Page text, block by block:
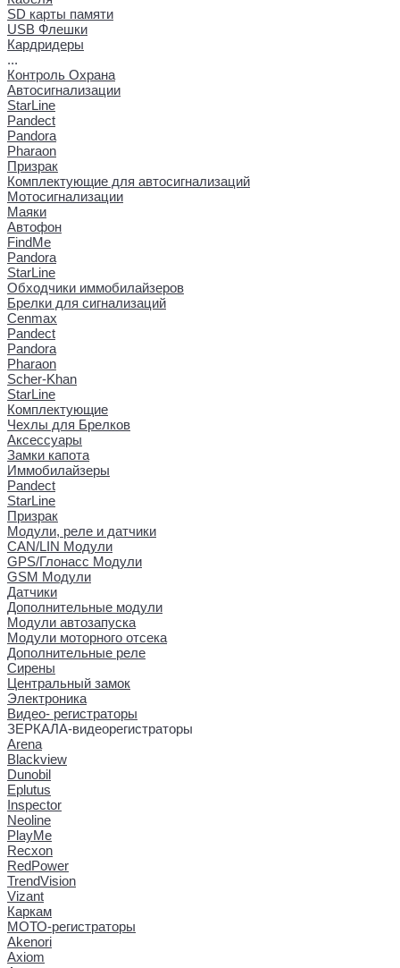
SD карты памяти
USB Флешки
Кардридеры
...
Контроль Охрана
Автосигнализации
StarLine
Pandect
Pandora
Pharaon
Призрак
Комплектующие для автосигнализаций
Мотосигнализации
Маяки
Автофон
FindMe
Pandora
StarLine
Обходчики иммобилайзеров
Брелки для сигнализаций
Cenmax
Pandect
Pandora
Pharaon
Scher-Khan
StarLine
Комплектующие
Чехлы для Брелков
Аксессуары
Замки капота
Иммобилайзеры
Pandect
StarLine
Призрак
Модули, реле и датчики
CAN/LIN Модули
GPS/Глонасс Модули
GSM Модули
Датчики
Дополнительные модули
Модули автозапуска
Модули моторного отсека
Дополнительные реле
Сирены
Центральный замок
Электроника
Видео- регистраторы
ЗЕРКАЛА-видеорегистраторы
Arena
Blackview
Dunobil
Eplutus
Inspector
Neoline
PlayMe
Recxon
RedPower
TrendVision
Vizant
Каркам
МОТО-регистраторы
Akenori
Axiom